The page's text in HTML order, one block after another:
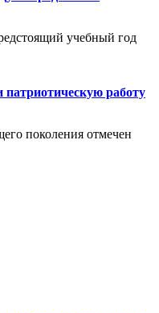
учебный год
работу
поколения отмечен